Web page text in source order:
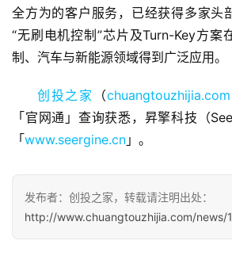
融
资
报
道
商
业
观
初
全方为的客户服务，已经获得多家头
“无刷电机控制”芯片及Turn-Key方案
制、汽车与新能源领域得到广泛应用。
创投之家 （chuangtouzhijia.com
「官网通」查询获悉，昇擎科技（
「www.seergine.cn 」。
发布者：创投之家，转载请注明出处：
http://www.chuangtouzhijia.com/news/